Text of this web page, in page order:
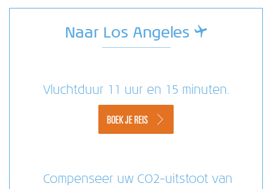
Naar Los Angeles
Vluchtduur 11 uur en 15 minuten.
BOEK JE REIS
Compenseer uw CO2-uitstoot van